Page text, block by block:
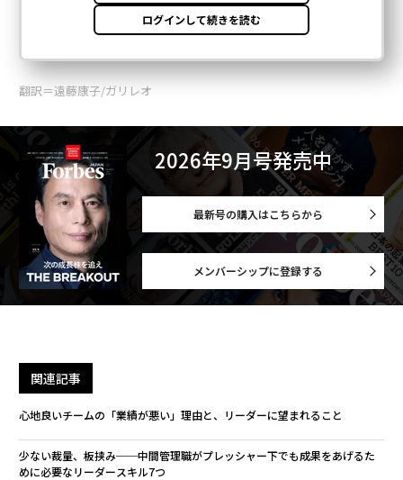
翻訳＝遠藤康子/ガリレオ
2026年9月号発売中
最新号の購入はこちらから
メンバーシップに登録する
関連記事
心地良いチームの「業績が悪い」理由と、リーダーに望まれること
少ない裁量、板挟み──中間管理職がプレッシャー下でも成果をあげるた
めに必要なリーダースキル7つ